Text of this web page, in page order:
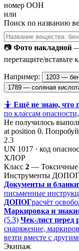
номер ООН
или
Поиск по названию
📷 Фото накладной —
перетащите/
Например: 1203 —
1789 — соляная
🤷 Ещё не знаю, что
по классам
Не получилось
at position 0.
2.3
UN 1017 · код
ХЛОР
Класс 2 — Токсичные
Инструменты ДОПОГ
Документы и бланки
письменные
ДОПОГрасчёт
Маркировка и знаки
(5.3) Чек-лист перед
снаряжение,
везти вместе с
Экипаж